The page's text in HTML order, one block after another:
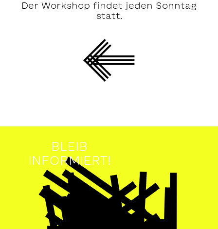
Der Workshop findet jeden Sonntag
statt.
BLEIB
INFORMIERT!